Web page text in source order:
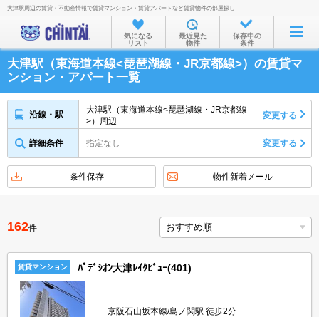
お部屋を探す
沿線・駅から
住所から
家賃相場から
不動産会社から
大津駅周辺の賃貸・不動産情報で賃貸マンション・賃貸アパートなど賃貸物件の部屋探し
気になる
リスト
最近見た
物件
保存中の
条件
大津駅（東海道本線<琵琶湖線・JR京都線>）の賃貸マ
ンション・アパート一覧
沿線・駅
大津駅（東海道本線<琵琶湖線・JR京都線
>）周辺
変更する
詳細条件 指定なし 変更する
条件保存 物件新着メール
162件
賃貸マンション ﾊﾟﾃﾞｼｵﾝ大津ﾚｲｸﾋﾞｭｰ(401)
京阪石山坂本線/島ノ関駅 徒歩2分